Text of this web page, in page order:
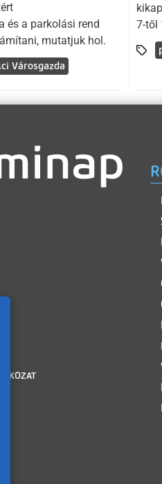
és a parkolási rend
mutatjuk hol.
Városgazda
7-től